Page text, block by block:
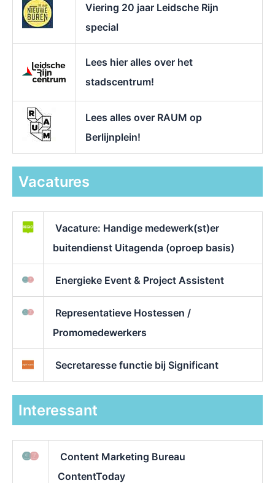
Viering 20 jaar Leidsche Rijn
special
Lees hier alles over het
stadscentrum!
Lees alles over RAUM op
Berlijnplein!
Vacatures
Vacature: Handige medewerk(st)er
buitendienst Uitagenda (oproep basis)
Energieke Event & Project Assistent
Representatieve Hostessen /
Promomedewerkers
Secretaresse functie bij Significant
Interessant
Content Marketing Bureau
ContentToday